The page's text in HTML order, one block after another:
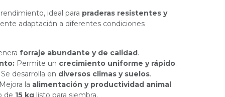
ideal para praderas resistentes y
adaptación a diferentes condiciones
forraje abundante y de calidad.
Permite un crecimiento uniforme y rápido.
Se desarrolla en diversos climas y suelos.
la alimentación y productividad animal.
de 15 kg listo para siembra.